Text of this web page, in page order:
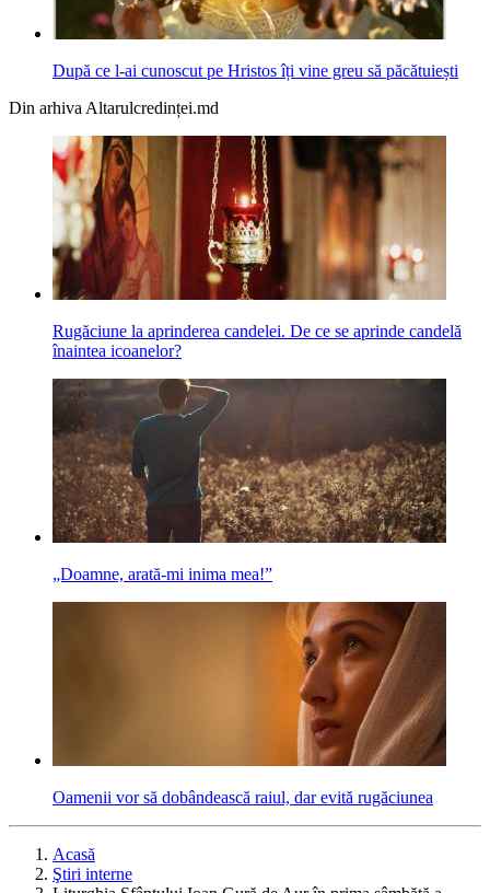
După ce l-ai cunoscut pe Hristos îți vine greu să păcătuiești
Din arhiva Altarulcredinței.md
Rugăciune la aprinderea candelei. De ce se aprinde candelă
înaintea icoanelor?
„Doamne, arată-mi inima mea!”
Oamenii vor să dobândească raiul, dar evită rugăciunea
Acasă
Ştiri interne